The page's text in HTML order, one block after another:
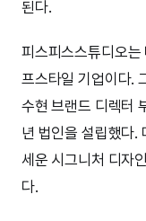
된다.
피스피스스튜디오는
프스타일 기업이다.
수현 브랜드 디렉터
년 법인을 설립했다.
세운 시그니처 디자
다.